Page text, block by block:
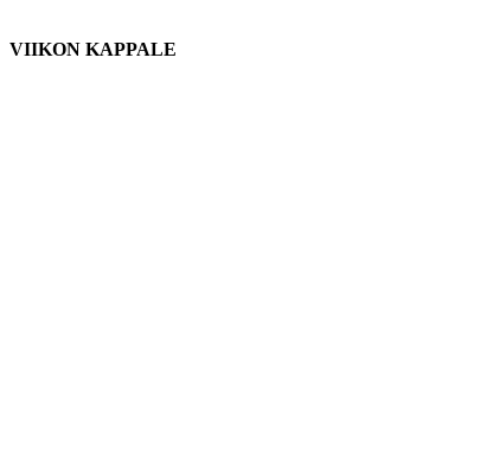
VIIKON KAPPALE